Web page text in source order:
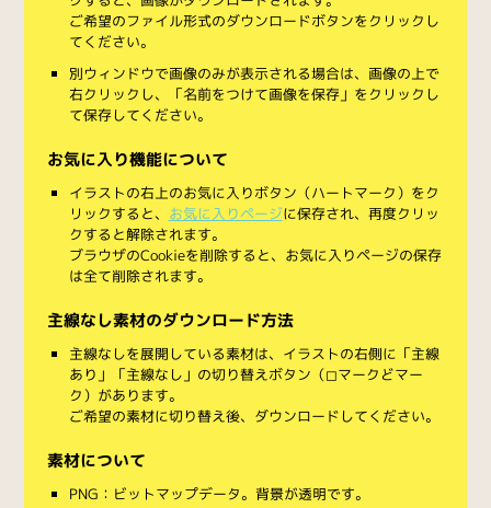
ご希望のファイル形式のダウンロードボタンをクリックし
てください。
別ウィンドウで画像のみが表示される場合は、画像の上で
右クリックし、「名前をつけて画像を保存」をクリックし
て保存してください。
お気に入り機能について
イラストの右上のお気に入りボタン（ハートマーク）をク
リックすると、 お気に入りページに保存され、再度クリッ
クすると解除されます。
ブラウザのCookieを削除すると、お気に入りページの保存
は全て削除されます。
主線なし素材のダウンロード方法
主線なしを展開している素材は、イラストの右側に「主線
あり」「主線なし」の切り替えボタン（◻︎マークと◼︎マー
ク）があります。
ご希望の素材に切り替え後、ダウンロードしてください。
素材について
PNG：ビットマップデータ。背景が透明です。